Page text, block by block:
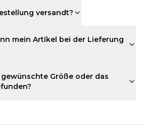
versandt?
mein Artikel bei der Lieferung
Größe oder das